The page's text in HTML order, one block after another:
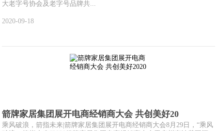
大老字号协会及老字号品牌共...
2020-09-18
箭牌家居集团展开电商经销商大会 共创美好20
乘风破浪，箭指未来|箭牌家居集团展开电商经销商大会8月29日，“乘风